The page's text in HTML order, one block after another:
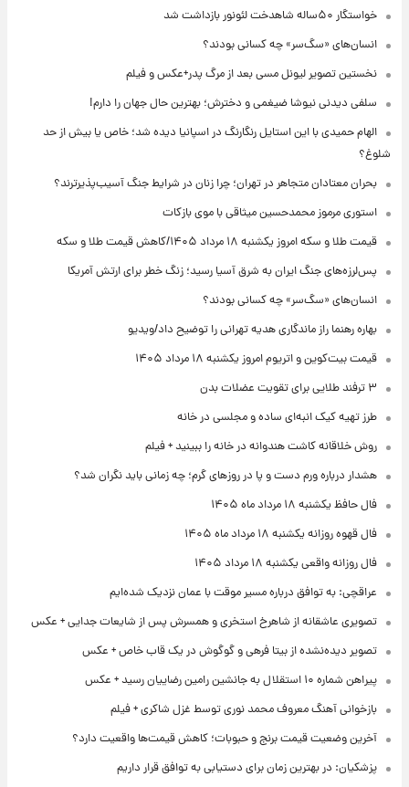
خواستگار ۵۰ساله شاهدخت لئونور بازداشت شد
انسان‌های «سگ‌سر» چه کسانی بودند؟
نخستین تصویر لیونل مسی بعد از مرگ پدر+عکس و فیلم
سلفی دیدنی نیوشا ضیغمی و دخترش؛ بهترین حال جهان را دارم!
الهام حمیدی با این استایل رنگارنگ در اسپانیا دیده شد؛ خاص یا بیش از حد
شلوغ؟
بحران معتادان متجاهر در تهران؛ چرا زنان در شرایط جنگ آسیب‌پذیرترند؟
استوری مرموز محمدحسین میثاقی با موی بازکات
قیمت طلا و سکه امروز یکشنبه ۱۸ مرداد ۱۴۰۵/کاهش قیمت طلا و سکه
پس‌لرزه‌های جنگ ایران به شرق آسیا رسید؛ زنگ خطر برای ارتش آمریکا
انسان‌های «سگ‌سر» چه کسانی بودند؟
بهاره رهنما راز ماندگاری هدیه تهرانی را توضیح داد/ویدیو
قیمت بیت‌کوین و اتریوم امروز یکشنبه ۱۸ مرداد ۱۴۰۵
۳ ترفند طلایی برای تقویت عضلات بدن
طرز تهیه کیک انبه‌ای ساده و مجلسی در خانه
روش خلاقانه کاشت هندوانه در خانه را ببینید + فیلم
هشدار درباره ورم دست و پا در روزهای گرم؛ چه زمانی باید نگران شد؟
فال حافظ یکشنبه ۱۸ مرداد ماه ۱۴۰۵
فال قهوه روزانه یکشنبه ۱۸ مرداد ماه ۱۴۰۵
فال روزانه واقعی یکشنبه ۱۸ مرداد ۱۴۰۵
عراقچی: به توافق درباره مسیر موقت با عمان نزدیک شده‌ایم
تصویری عاشقانه از شاهرخ استخری و همسرش پس از شایعات جدایی + عکس
تصویر دیده‌نشده از بیتا فرهی و گوگوش در یک قاب خاص + عکس
پیراهن شماره ۱۰ استقلال به جانشین رامین رضاییان رسید + عکس
بازخوانی آهنگ معروف محمد نوری توسط غزل شاکری + فیلم
آخرین وضعیت قیمت برنج و حبوبات؛ کاهش قیمت‌ها واقعیت دارد؟
پزشکیان: در بهترین زمان برای دستیابی به توافق قرار داریم